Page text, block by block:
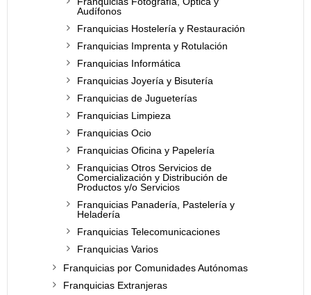
Audífonos
Franquicias Hostelería y Restauración
Franquicias Imprenta y Rotulación
Franquicias Informática
Franquicias Joyería y Bisutería
Franquicias de Jugueterías
Franquicias Limpieza
Franquicias Ocio
Franquicias Oficina y Papelería
Franquicias Otros Servicios de
Comercialización y Distribución de
Productos y/o Servicios
Franquicias Panadería, Pastelería y
Heladería
Franquicias Telecomunicaciones
Franquicias Varios
Franquicias por Comunidades Autónomas
Franquicias Extranjeras